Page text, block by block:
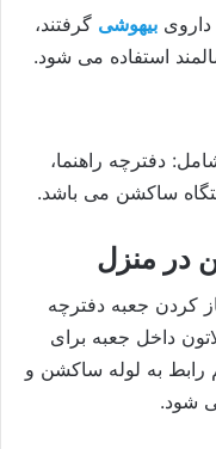
بیهوشی گرفتند،
استفاده می شود.
دفترچه راهنما،
ساکشن می باشد.
در منزل
کردن جعبه دفترچه
داخل جعبه برای
به لوله ساکشن و
شود.